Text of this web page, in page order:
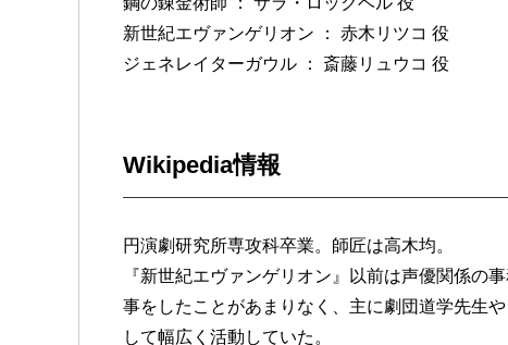
新世紀エヴァンゲリオン ： 赤木リツコ 役
ジェネレイターガウル ： 斎藤リュウコ 役
Wikipedia情報
円演劇研究所専攻科卒業。師匠は高木均。
『新世紀エヴァンゲリオン』以前は声優関係の
事をしたことがあまりなく、主に劇団道学先生
して幅広く活動していた。